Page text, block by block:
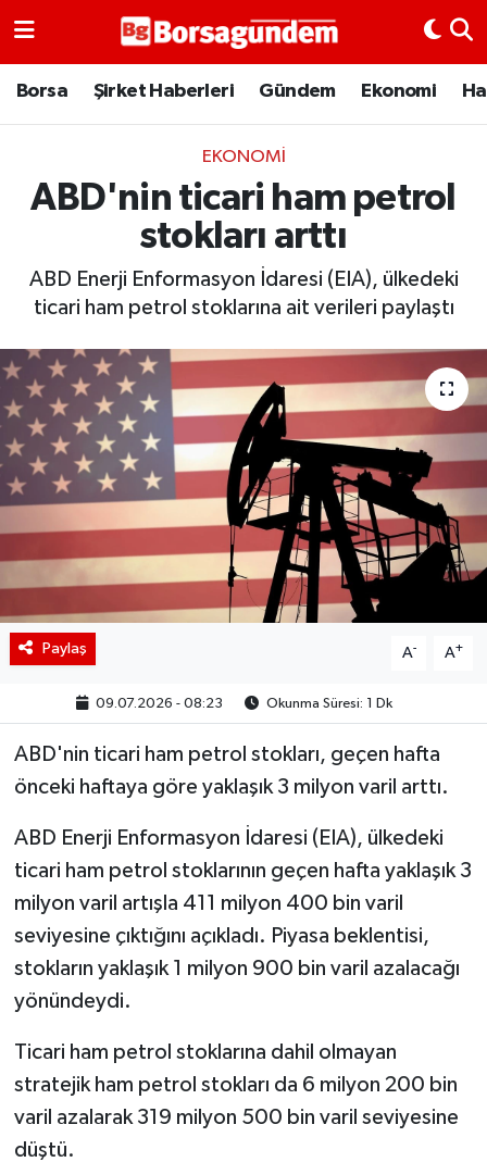
Borsa Şirket Haberleri Gündem Ekonomi
EKONOMI
ABD'nin ticari ham petrol
stokları arttı
ABD Enerji Enformasyon İdaresi (EIA), ülkedeki
ticari ham petrol stoklarına ait verileri paylaştı
Paylaş A- A+
09.07.2026 - 08:23 Okunma Süresi: 1 Dk
ABD'nin ticari ham petrol stokları, geçen hafta
önceki haftaya göre yaklaşık 3 milyon varil arttı.
ABD Enerji Enformasyon İdaresi (EIA), ülkedeki
ticari ham petrol stoklarının geçen hafta yaklaşık 3
milyon varil artışla 411 milyon 400 bin varil
seviyesine çıktığını açıkladı. Piyasa beklentisi,
stokların yaklaşık 1 milyon 900 bin varil azalacağı
yönündeydi.
Ticari ham petrol stoklarına dahil olmayan
stratejik ham petrol stokları da 6 milyon 200 bin
varil azalarak 319 milyon 500 bin varil seviyesine
düştü.
Borsa
Emtia
Gündem
Bitcoin
Şirket Haberleri
Borsa Gundem
BIST 100 Isı Haritası
Coin Isı Haritası
Ekonomik Takvim
Kiripto Para Piyasası
Gizlilik Sözleşmesi
Hakkımızda
İletişim